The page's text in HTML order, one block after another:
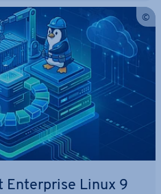
En­ter­pri­se Linux 9